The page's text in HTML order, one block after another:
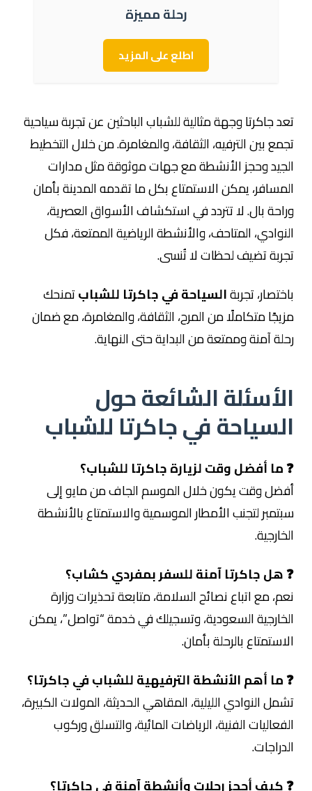
رحلة مميزة
اطلع على المزيد
تعد جاكرتا وجهة مثالية للشباب الباحثين عن تجربة سياحية
تجمع بين الترفيه، الثقافة، والمغامرة. من خلال التخطيط
الجيد وحجز الأنشطة مع جهات موثوقة مثل مدارات
المسافر، يمكن الاستمتاع بكل ما تقدمه المدينة بأمان
وراحة بال. لا تتردد في استكشاف الأسواق العصرية،
النوادي، المتاحف، والأنشطة الرياضية الممتعة، فكل
تجربة تضيف لحظات لا تُنسى.
باختصار، تجربةالسياحة في جاكرتا للشبابتمنحك
مزيجًا متكاملًا من المرح، الثقافة، والمغامرة، مع ضمان
رحلة آمنة وممتعة من البداية حتى النهاية.
الأسئلة الشائعة حول
السياحة في جاكرتا للشباب
❓ ما أفضل وقت لزيارة جاكرتا للشباب؟
أفضل وقت يكون خلال الموسم الجاف من مايو إلى
سبتمبر لتجنب الأمطار الموسمية والاستمتاع بالأنشطة
الخارجية.
❓ هل جاكرتا آمنة للسفر بمفردي كشاب؟
نعم، مع اتباع نصائح السلامة، متابعة تحذيرات وزارة
الخارجية السعودية، وتسجيلك في خدمة “تواصل”، يمكن
الاستمتاع بالرحلة بأمان.
❓ ما أهم الأنشطة الترفيهية للشباب في جاكرتا؟
تشمل النوادي الليلية، المقاهي الحديثة، المولات الكبيرة،
الفعاليات الفنية، الرياضات المائية، والتسلق وركوب
الدراجات.
❓ كيف أحجز رحلات وأنشطة آمنة في جاكرتا؟